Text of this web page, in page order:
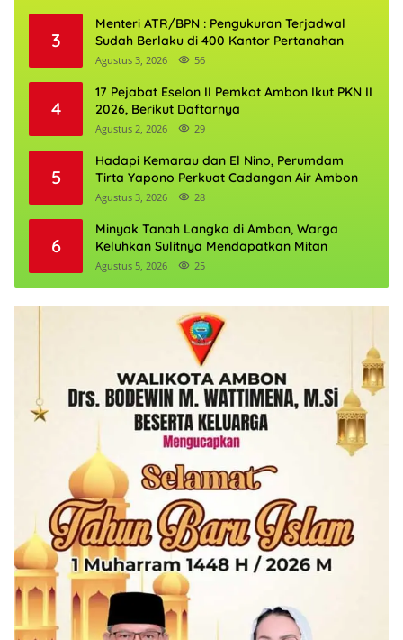
3
Menteri ATR/BPN : Pengukuran Terjadwal
Sudah Berlaku di 400 Kantor Pertanahan
Agustus 3, 2026 56
4
17 Pejabat Eselon II Pemkot Ambon Ikut PKN II
2026, Berikut Daftarnya
Agustus 2, 2026 29
5
Hadapi Kemarau dan El Nino, Perumdam
Tirta Yapono Perkuat Cadangan Air Ambon
Agustus 3, 2026 28
6
Minyak Tanah Langka di Ambon, Warga
Keluhkan Sulitnya Mendapatkan Mitan
Agustus 5, 2026 25